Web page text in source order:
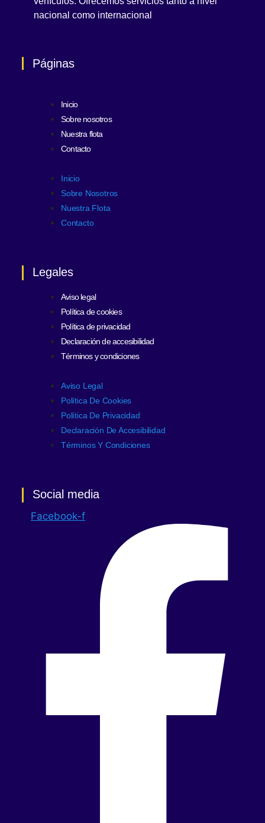
nacional como internacional
Páginas
Inicio
Sobre nosotros
Nuestra flota
Contacto
Inicio
Sobre Nosotros
Nuestra Flota
Contacto
Legales
Aviso legal
Política de cookies
Política de privacidad
Declaración de accesibilidad
Términos y condiciones
Aviso Legal
Política De Cookies
Política De Privacidad
Declaración De Accesibilidad
Términos Y Condiciones
Social media
Facebook-f